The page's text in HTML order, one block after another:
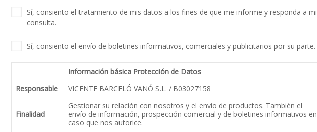
Sí, consiento el tratamiento de mis datos a los fines de que me informe y responda a mi
consulta.
Sí, consiento el envío de boletines informativos, comerciales y publicitarios por su parte.
Información básica Protección de Datos
Responsable
VICENTE BARCELÓ VAÑÓ S.L. / B03027158
Finalidad
Gestionar su relación con nosotros y el envío de productos. También el
envío de información, prospección comercial y de boletines informativos en
caso que nos autorice.